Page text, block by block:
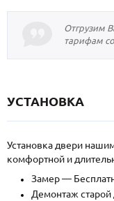
Отгрузим
тарифам
УСТАНОВКА
Установка двери
комфортной и
Замер —
Демонтаж